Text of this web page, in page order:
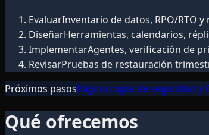
EvaluarInventario de datos, RPO/RTO
DiseñarHerramientas, calendarios,
ImplementarAgentes, verificación de
RevisarPruebas de restauración
Próximos pasosPágina copia de seguridad y
Qué ofrecemos